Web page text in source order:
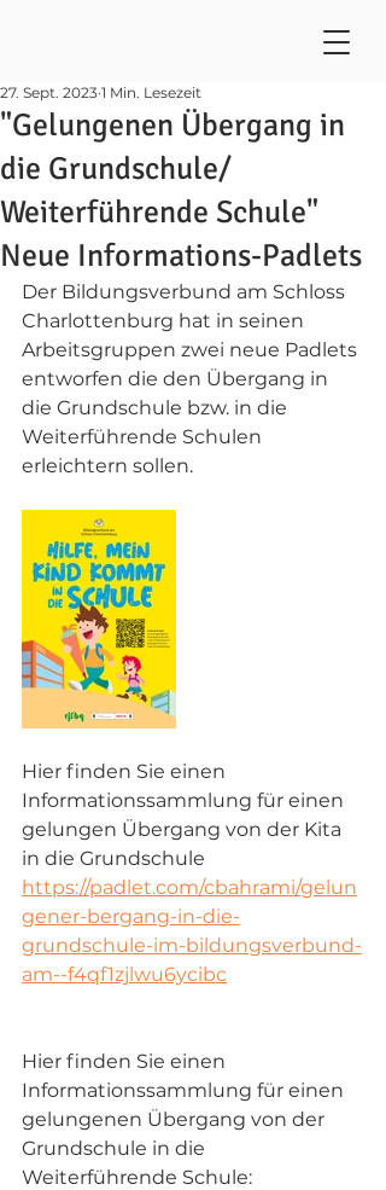
"Gelungenen Übergang in
die Grundschule/
Weiterführende Schule"
Neue Informations-Padlets
27. Sept. 2023 1 Min. Lesezeit
Der Bildungsverbund am Schloss
Charlottenburg hat in seinen
Arbeitsgruppen zwei neue Padlets
entworfen die den Übergang in
die Grundschule bzw. in die
Weiterführende Schulen
erleichtern sollen.
Hier finden Sie einen
Informationssammlung für einen
gelungen Übergang von der Kita
in die Grundschule
https://padlet.com/cbahrami/gelun
gener-bergang-in-die-
grundschule-im-bildungsverbund-
am--f4qf1zjlwu6ycibc
Hier finden Sie einen
Informationssammlung für einen
gelungenen Übergang von der
Grundschule in die
Weiterführende Schule: